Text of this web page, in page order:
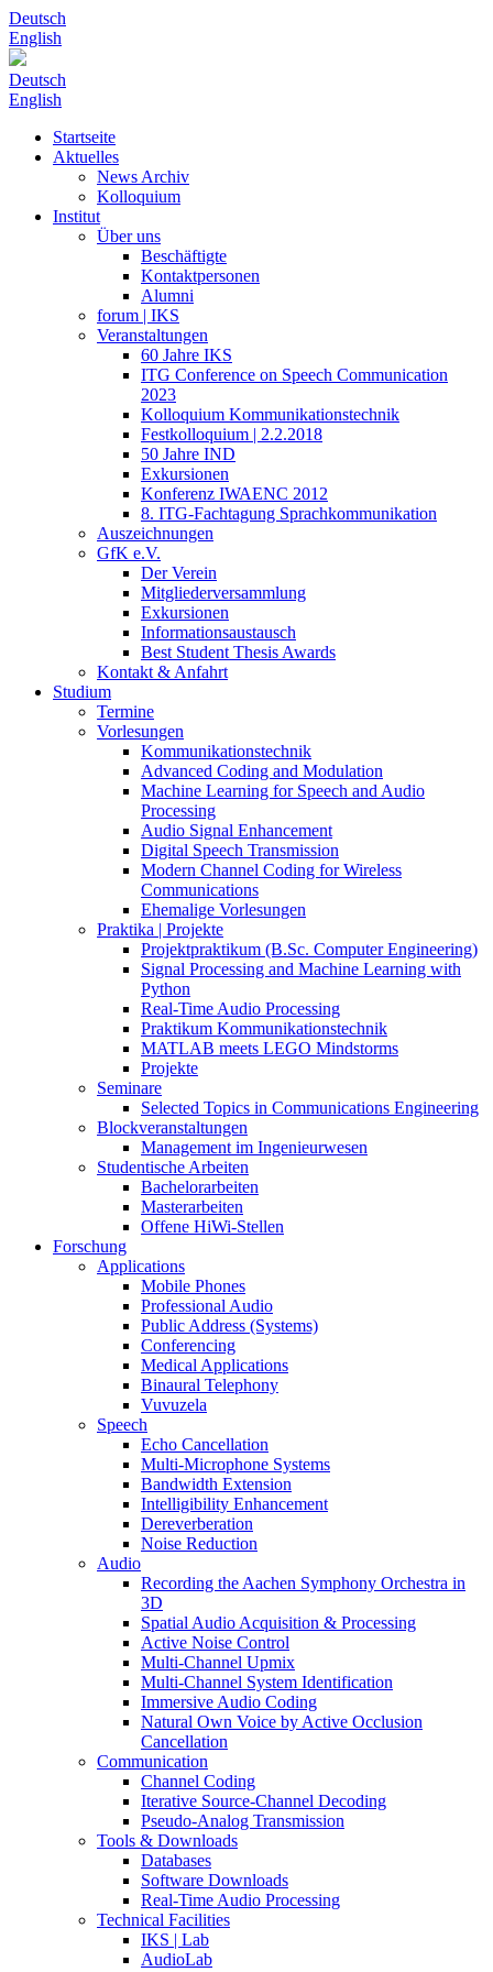
Deutsch
English
Deutsch
English
Startseite
Aktuelles
News Archiv
Kolloquium
Institut
Über uns
Beschäftigte
Kontaktpersonen
Alumni
forum | IKS
Veranstaltungen
60 Jahre IKS
ITG Conference on Speech Communication
2023
Kolloquium Kommunikationstechnik
Festkolloquium | 2.2.2018
50 Jahre IND
Exkursionen
Konferenz IWAENC 2012
8. ITG-Fachtagung Sprachkommunikation
Auszeichnungen
GfK e.V.
Der Verein
Mitgliederversammlung
Exkursionen
Informationsaustausch
Best Student Thesis Awards
Kontakt & Anfahrt
Studium
Termine
Vorlesungen
Kommunikationstechnik
Advanced Coding and Modulation
Machine Learning for Speech and Audio
Processing
Audio Signal Enhancement
Digital Speech Transmission
Modern Channel Coding for Wireless
Communications
Ehemalige Vorlesungen
Praktika | Projekte
Projektpraktikum (B.Sc. Computer Engineering)
Signal Processing and Machine Learning with
Python
Real-Time Audio Processing
Praktikum Kommunikationstechnik
MATLAB meets LEGO Mindstorms
Projekte
Seminare
Selected Topics in Communications Engineering
Blockveranstaltungen
Management im Ingenieurwesen
Studentische Arbeiten
Bachelorarbeiten
Masterarbeiten
Offene HiWi-Stellen
Forschung
Applications
Mobile Phones
Professional Audio
Public Address (Systems)
Conferencing
Medical Applications
Binaural Telephony
Vuvuzela
Speech
Echo Cancellation
Multi-Microphone Systems
Bandwidth Extension
Intelligibility Enhancement
Dereverberation
Noise Reduction
Audio
Recording the Aachen Symphony Orchestra in
3D
Spatial Audio Acquisition & Processing
Active Noise Control
Multi-Channel Upmix
Multi-Channel System Identification
Immersive Audio Coding
Natural Own Voice by Active Occlusion
Cancellation
Communication
Channel Coding
Iterative Source-Channel Decoding
Pseudo-Analog Transmission
Tools & Downloads
Databases
Software Downloads
Real-Time Audio Processing
Technical Facilities
IKS | Lab
AudioLab